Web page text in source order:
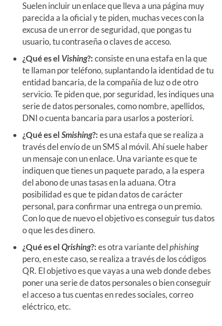
Suelen incluir un enlace que lleva a una página muy
parecida a la oficial y te piden, muchas veces con la
excusa de un error de seguridad, que pongas tu
usuario, tu contraseña o claves de acceso.
¿Qué es el Vishing?:consiste en una estafa en la que
te llaman por teléfono, suplantando la identidad de tu
entidad bancaria, de la compañía de luz o de otro
servicio. Te piden que, por seguridad, les indiques una
serie de datos personales, como nombre, apellidos,
DNI o cuenta bancaria para usarlos a posteriori.
¿Qué es elSmishing?:es una estafa que se realiza a
través del envío de un SMS al móvil. Ahí suele haber
un mensaje con un enlace. Una variante es que te
indiquen que tienes un paquete parado, a la espera
del abono de unas tasas en la aduana. Otra
posibilidad es que te pidan datos de carácter
personal, para confirmar una entrega o un premio.
Con lo que de nuevo el objetivo es conseguir tus datos
o que les des dinero.
¿Qué es elQrishing?:es otra variante delphishing
pero, en este caso, se realiza a través de los códigos
QR. El objetivo es que vayas a una web donde debes
poner una serie de datos personales o bien conseguir
el acceso a tus cuentas en redes sociales, correo
eléctrico, etc.